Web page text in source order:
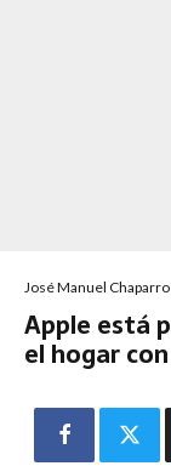
José Manuel Chaparro
Apple está
el hogar